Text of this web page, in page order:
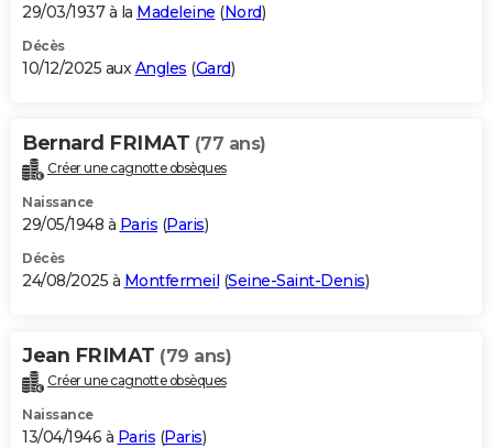
GUIDES D'ACHAT
BONS PLANS
Carte de Noël
Carte Bonne année
Carte Saint-Valentin
Carte Pâques
Carte d'anniversaire
DICTIONNAIRE
Dictionnaire
Biographies
Citations
Expressions
Proverbes
PROGRAMME TV
S'inscrire
Se connecter
Lycées
Collèges
Primaires
Universités
Entreprises
Service militaire
Avis de recherche
AVIS DE DÉCÈS
Bricolage
Lifestyle
Culture
Sport
Auto
Television
Voyage
Cinema
29/03/1937 à la Madeleine (Nord)
Décès
10/12/2025 auxAngles (Gard)
Bernard FRIMAT (77 ans)
Créer une cagnotte obsèques
Naissance
29/05/1948 à Paris (Paris)
Décès
24/08/2025 à Montfermeil (Seine-Saint-Denis)
Jean FRIMAT (79 ans)
Créer une cagnotte obsèques
Naissance
13/04/1946 à Paris (Paris)